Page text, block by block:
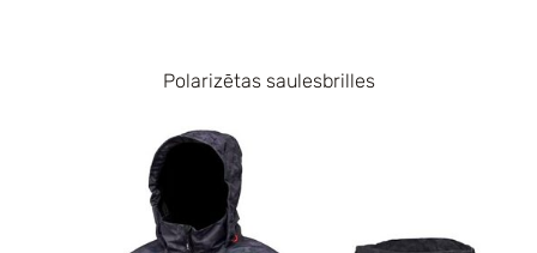
Polarizētas saulesbrilles